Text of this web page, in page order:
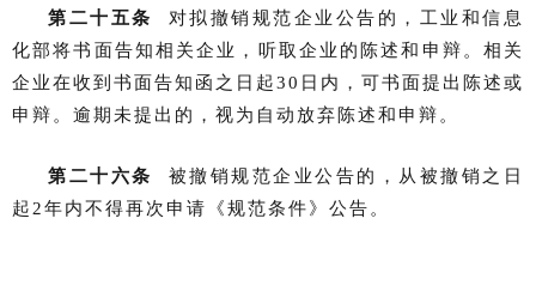
第二十五条
对拟撤销规范企业公告的，工业和信息
化部将书面告知相关企业，听取企业的陈述和申辩。相关
企业在收到书面告知函之日起30日内，可书面提出陈述或
申辩。逾期未提出的，视为自动放弃陈述和申辩。
第二十六条
被撤销规范企业公告的，从被撤销之日
起2年内不得再次申请《规范条件》公告。